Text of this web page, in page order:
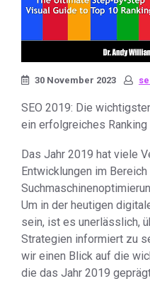
30 November 2023
SEO 2019: Die
ein erfolgreiches Ranking
Das Jahr 2019 hat viele
Entwicklungen im Bereich
Um in der heutigen
sein, ist es unerlässlich,
Strategien informiert zu
wir einen Blick auf die
die das Jahr 2019